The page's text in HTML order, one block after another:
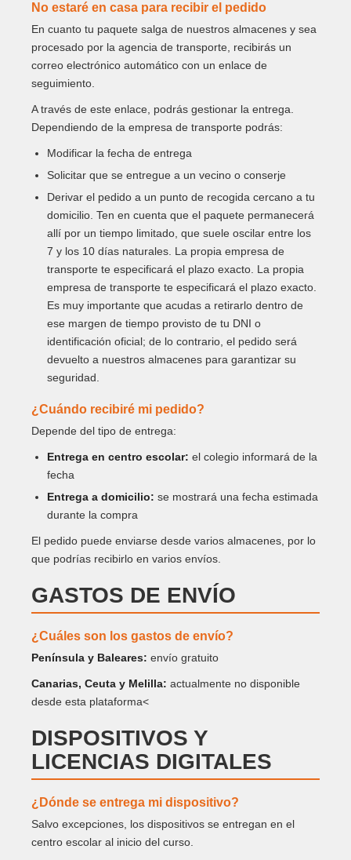
No estaré en casa para recibir el pedido
En cuanto tu paquete salga de nuestros almacenes y sea
procesado por la agencia de transporte, recibirás un
correo electrónico automático con un enlace de
seguimiento.
A través de este enlace, podrás gestionar la entrega.
Dependiendo de la empresa de transporte podrás:
Modificar la fecha de entrega
Solicitar que se entregue a un vecino o conserje
Derivar el pedido a un punto de recogida cercano a tu
domicilio. Ten en cuenta que el paquete permanecerá
allí por un tiempo limitado, que suele oscilar entre los
7 y los 10 días naturales. La propia empresa de
transporte te especificará el plazo exacto. La propia
empresa de transporte te especificará el plazo exacto.
Es muy importante que acudas a retirarlo dentro de
ese margen de tiempo provisto de tu DNI o
identificación oficial; de lo contrario, el pedido será
devuelto a nuestros almacenes para garantizar su
seguridad.
¿Cuándo recibiré mi pedido?
Depende del tipo de entrega:
Entrega en centro escolar: el colegio informará de la
fecha
Entrega a domicilio: se mostrará una fecha estimada
durante la compra
El pedido puede enviarse desde varios almacenes, por lo
que podrías recibirlo en varios envíos.
GASTOS DE ENVÍO
¿Cuáles son los gastos de envío?
Península y Baleares: envío gratuito
Canarias, Ceuta y Melilla: actualmente no disponible
desde esta plataforma<
DISPOSITIVOS Y
LICENCIAS DIGITALES
¿Dónde se entrega mi dispositivo?
Salvo excepciones, los dispositivos se entregan en el
centro escolar al inicio del curso.